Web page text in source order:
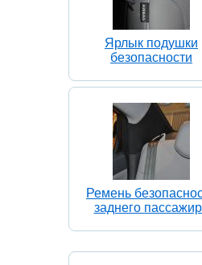
Ярлык подушки
безопасности
Ремень
заднего